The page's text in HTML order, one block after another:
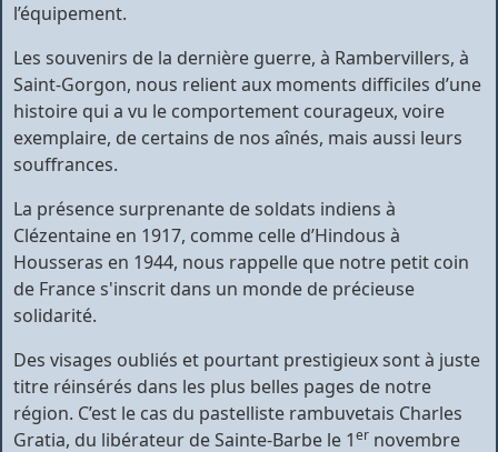
l’équipement.
Les souvenirs de la dernière guerre, à Rambervillers, à
Saint-Gorgon, nous relient aux moments difficiles d’une
histoire qui a vu le comportement courageux, voire
exemplaire, de certains de nos aînés, mais aussi leurs
souffrances.
La présence surprenante de soldats indiens à
Clézentaine en 1917, comme celle d’Hindous à
Housseras en 1944, nous rappelle que notre petit coin
de France s'inscrit dans un monde de précieuse
solidarité.
Des visages oubliés et pourtant prestigieux sont à juste
titre réinsérés dans les plus belles pages de notre
région. C’est le cas du pastelliste rambuvetais Charles
Gratia, du libérateur de Sainte-Barbe le 1er novembre